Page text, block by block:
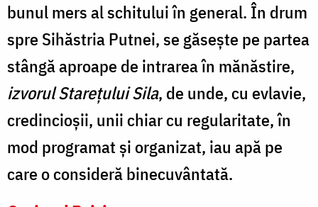
bunul mers al schitului în general. În drum
spre Sihăstria Putnei, se găseşte pe partea
stângă aproape de intrarea în mănăstire,
izvorul Stareţului Sila, de unde, cu evlavie,
credincioşii, unii chiar cu regularitate, în
mod programat şi organizat, iau apă pe
care o consideră binecuvântată.